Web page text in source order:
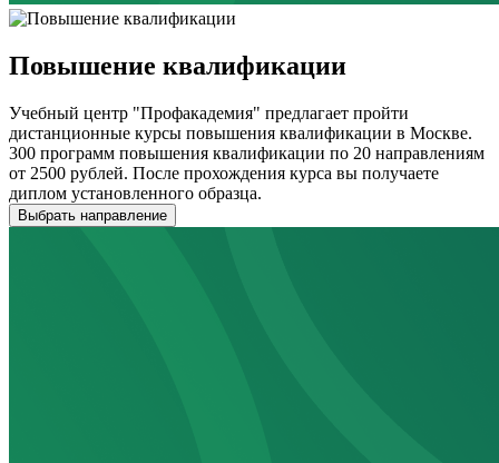
Повышение квалификации
Учебный центр "Профакадемия" предлагает пройти
дистанционные курсы повышения квалификации в Москве.
300 программ повышения квалификации по 20 направлениям
от 2500 рублей. После прохождения курса вы получаете
диплом установленного образца.
Выбрать направление